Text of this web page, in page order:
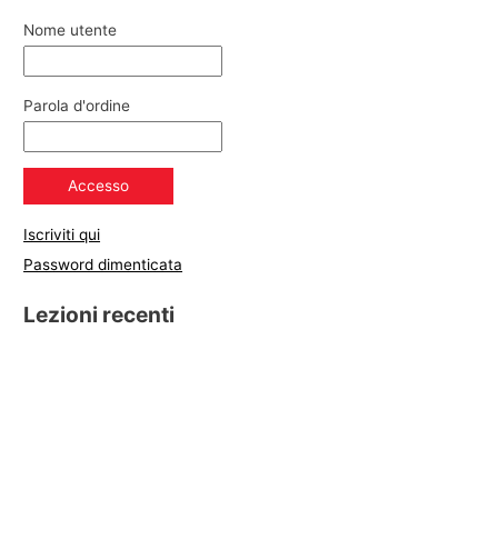
Nome utente
Parola d'ordine
Iscriviti qui
Password dimenticata
Lezioni recenti